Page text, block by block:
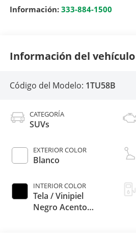
Información: 333-884-1500
Información del vehículo
Código del Modelo: 1TU58B
CATEGORÍA
SUVs
EXTERIOR COLOR
Blanco
INTERIOR COLOR
Tela / Vinipiel
Negro Acento